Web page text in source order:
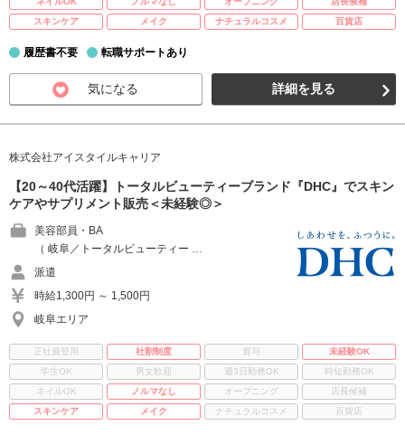
スキンケア
メイク ナチュラルコスメ 百貨店
履歴書不要 転職サポートあり
気になる 詳細を見る
株式会社アイスタイルキャリア
【20～40代活躍】トータルビューティーブランド『DHC』でスキン
ケアやサプリメント販売＜未経験◎＞
美容部員・BA
（ 岐阜／トータルビューティー …
派遣
時給1,300円 ～ 1,500円
岐阜エリア
正社員登用 社割制度 賞与
未経験OK
学生OK
男女歓迎 週3日勤務OK
時短勤務OK
ネイルOK
ノルマなし オープニング
店長候補
スキンケア
メイク ナチュラルコスメ 百貨店